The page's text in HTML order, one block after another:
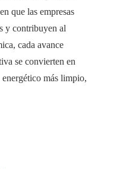
que las empresas
y contribuyen al
cada avance
se convierten en
energético más limpio,